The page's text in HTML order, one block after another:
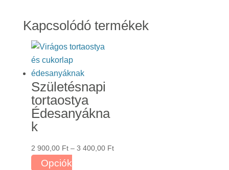
Kapcsolódó termékek
Születésnapi
tortaostya
Édesanyákna
k
2 900,00 Ft – 3 400,00 FtÁrtartomány:
Opciók